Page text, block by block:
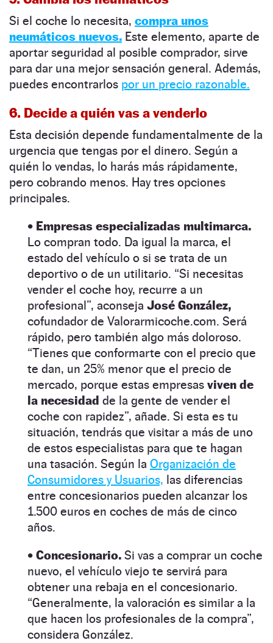
Si el coche lo necesita, compra unos
neumáticos nuevos. Este elemento, aparte de
aportar seguridad al posible comprador, sirve
para dar una mejor sensación general. Además,
puedes encontrarlos por un precio razonable.
6. Decide a quién vas a venderlo
Esta decisión depende fundamentalmente de la
urgencia que tengas por el dinero. Según a
quién lo vendas, lo harás más rápidamente,
pero cobrando menos. Hay tres opciones
principales.
• Empresas especializadas multimarca.
Lo compran todo. Da igual la marca, el
estado del vehículo o si se trata de un
deportivo o de un utilitario. “Si necesitas
vender el coche hoy, recurre a un
profesional”, aconseja José González,
cofundador de Valorarmicoche.com. Será
rápido, pero también algo más doloroso.
“Tienes que conformarte con el precio que
te dan, un 25% menor que el precio de
mercado, porque estas empresas viven de
la necesidad de la gente de vender el
coche con rapidez”, añade. Si esta es tu
situación, tendrás que visitar a más de uno
de estos especialistas para que te hagan
una tasación. Según la Organización de
Consumidores y Usuarios, las diferencias
entre concesionarios pueden alcanzar los
1.500 euros en coches de más de cinco
años.
• Concesionario. Si vas a comprar un coche
nuevo, el vehículo viejo te servirá para
obtener una rebaja en el concesionario.
“Generalmente, la valoración es similar a la
que hacen los profesionales de la compra”,
considera González.